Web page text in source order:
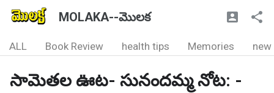
MOLAKA--మొలక
ALL Book Review health tips Memories new
సామెతల ఊట- సునందమ్మ నోట: -